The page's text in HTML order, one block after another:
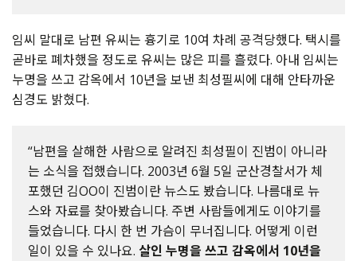
임씨 말대로 남편 유씨는 흉기로 10여 차례 공격당했다. 택시를
곧바로 폐차했을 정도로 유씨는 많은 피를 흘렸다. 아내 임씨는
누명을 쓰고 감옥에서 10년을 보낸 최성필씨에 대해 안타까운
심경도 밝혔다.
“남편을 살해한 사람으로 알려진 최성필이 진범이 아니라
는 소식을 접했습니다. 2003년 6월 5일 군산경찰서가 체
포했던 김OO이 진범이란 뉴스도 봤습니다. 나름대로 뉴
스와 자료를 찾아봤습니다. 주변 사람들에게도 이야기를
들었습니다. 다시 한 번 가슴이 무너집니다. 어떻게 이런
일이 있을 수 있나요. 살인 누명을 쓰고 감옥에서 10년을